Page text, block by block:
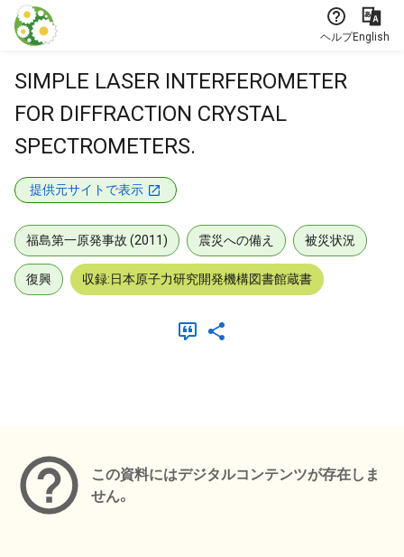
本文に飛ぶ
ヘルプEnglish
SIMPLE LASER INTERFEROMETER
FOR DIFFRACTION CRYSTAL
SPECTROMETERS.
提供元サイトで表示
福島第一原発事故 (2011) 震災への備え 被災状況
復興 収録:日本原子力研究開発機構図書館蔵書
この資料にはデジタルコンテンツが存在しま
せん。